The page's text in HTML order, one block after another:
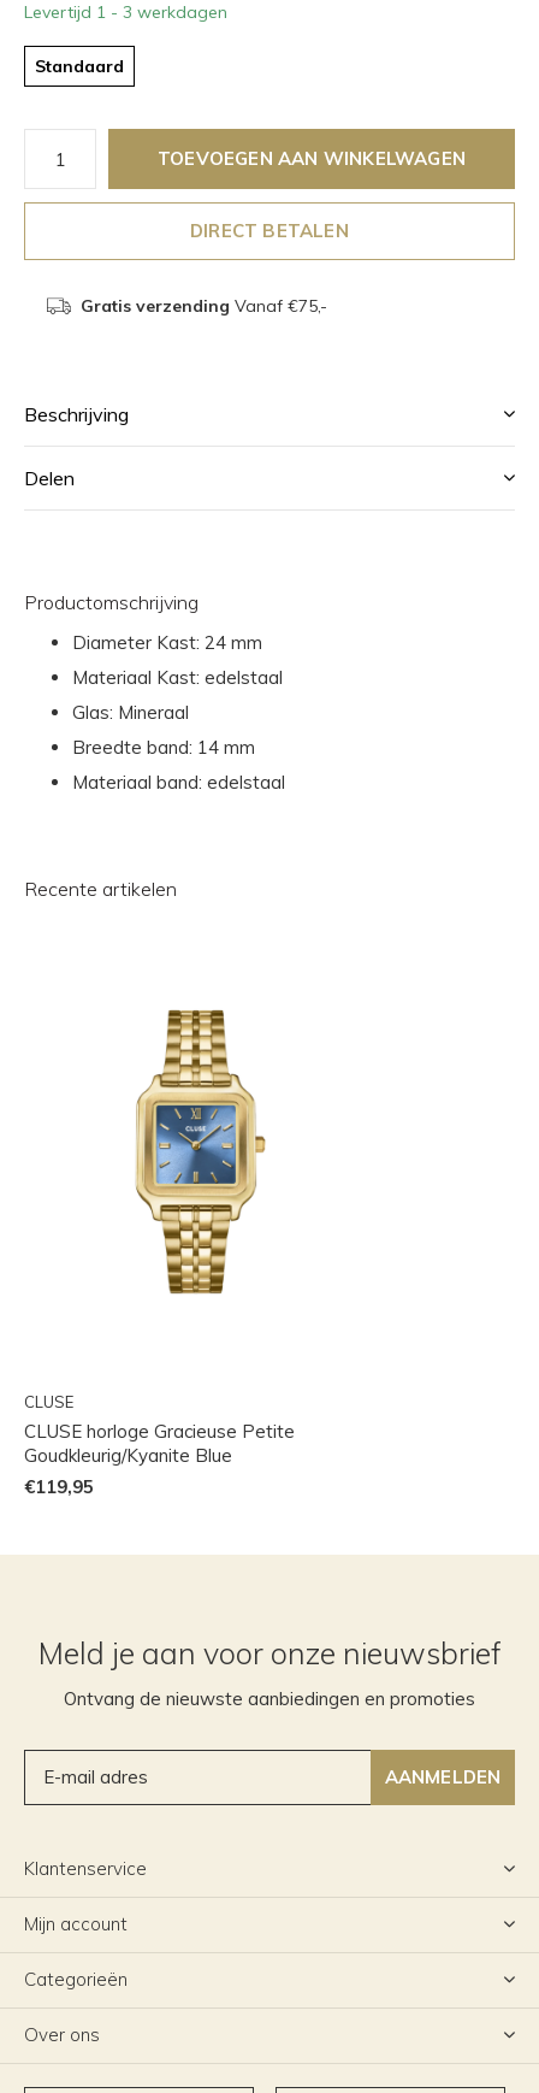
Levertijd 1 - 3 werkdagen
Standaard
TOEVOEGEN AAN WINKELWAGEN
DIRECT BETALEN
Gratis verzending Vanaf €75,-
Beschrijving
Delen
Productomschrijving
Diameter Kast: 24 mm
Materiaal Kast: edelstaal
Glas: Mineraal
Breedte band: 14 mm
Materiaal band: edelstaal
Recente artikelen
CLUSE
CLUSE horloge Gracieuse Petite
Goudkleurig/Kyanite Blue
€119,95
Meld je aan voor onze nieuwsbrief
Ontvang de nieuwste aanbiedingen en promoties
AANMELDEN
Klantenservice
Mijn account
Categorieën
Over ons